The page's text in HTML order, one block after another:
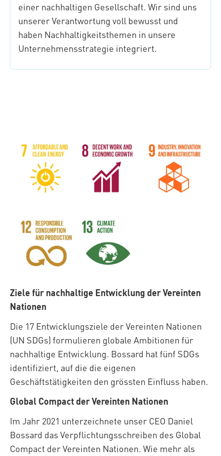
einer nachhaltigen Gesellschaft. Wir sind uns
unserer Verantwortung voll bewusst und
haben Nachhaltigkeitsthemen in unsere
Unternehmensstrategie integriert.
Ziele für nachhaltige Entwicklung der Vereinten
Nationen
Die 17 Entwicklungsziele der Vereinten Nationen
(UN SDGs) formulieren globale Ambitionen für
nachhaltige Entwicklung. Bossard hat fünf SDGs
identifiziert, auf die die eigenen
Geschäftstätigkeiten den grössten Einfluss haben.
Global Compact der Vereinten Nationen
Im Jahr 2021 unterzeichnete unser CEO Daniel
Bossard das Verpflichtungsschreiben des Global
Compact der Vereinten Nationen. Wie mehr als